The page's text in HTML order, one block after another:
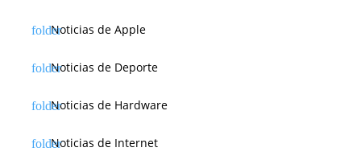
Noticias de Apple
Noticias de Deporte
Noticias de Hardware
Noticias de Internet